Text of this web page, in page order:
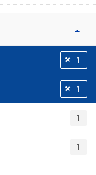
1
1
1
1